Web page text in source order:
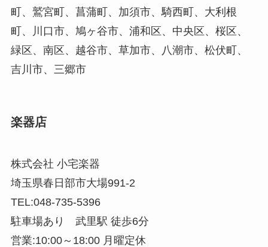
町、鷲宮町、菖蒲町、加須市、騎西町、大利根
町、川口市、鳩ヶ谷市、浦和区、中央区、桜区、
緑区、南区、越谷市、草加市、八潮市、松伏町、
吉川市、三郷市
楽器店
株式会社 小宅楽器
埼玉県春日部市大場991-2
TEL:048-735-5396
駐車場あり 武里駅 徒歩6分
営業:10:00～18:00 月曜定休